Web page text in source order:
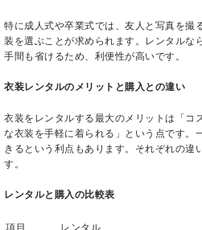
特に成人式や卒業式では、友人と写真を撮
装を選ぶことが求められます。レンタルな
手間も省けるため、利便性が高いです。
衣装レンタルのメリットと購入との違い
衣装をレンタルする最大のメリットは「コ
な衣装を手軽に着られる」という点です。
きるという利点もあります。それぞれの違
す。
レンタルと購入の比較表
項目 レンタル